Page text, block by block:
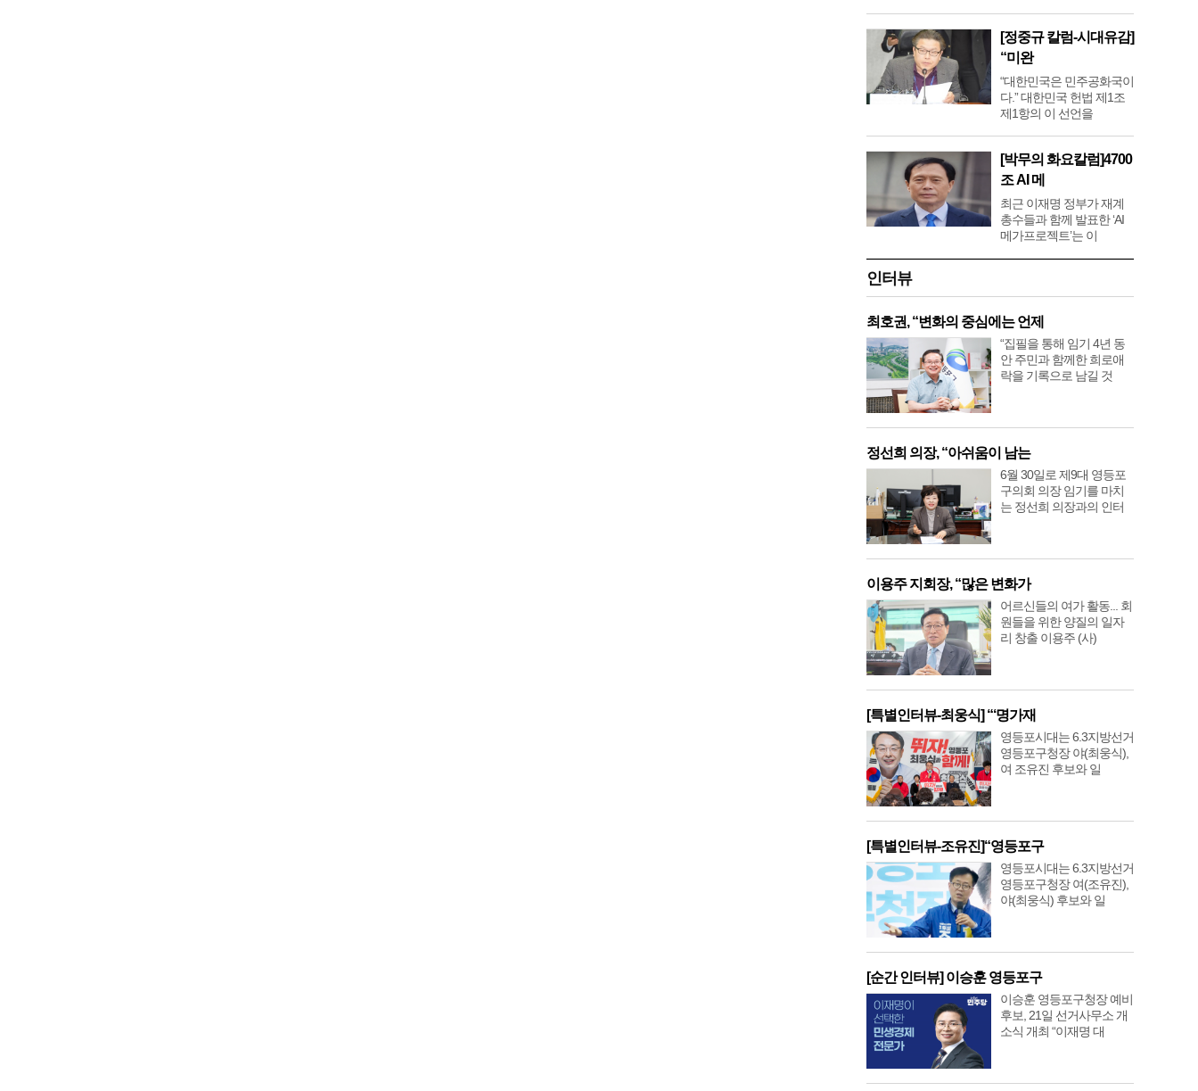
[정중규 칼럼-시대유감]
“미완
“대한민국은 민주공화국이
다.” 대한민국 헌법 제1조
제1항의 이 선언을
[박무의 화요칼럼]4700
조 AI 메
최근 이재명 정부가 재계
총수들과 함께 발표한 ‘AI
메가프로젝트’는 이
인터뷰
최호권, “변화의 중심에는 언제
“집필을 통해 임기 4년 동
안 주민과 함께한 희로애
락을 기록으로 남길 것
정선희 의장, “아쉬움이 남는
6월 30일로 제9대 영등포
구의회 의장 임기를 마치
는 정선희 의장과의 인터
이용주 지회장, “많은 변화가
어르신들의 여가 활동... 회
원들을 위한 양질의 일자
리 창출 이용주 (사)
[특별인터뷰-최웅식] “‘명가재
영등포시대는 6.3지방선거
영등포구청장 야(최웅식),
여 조유진 후보와 일
[특별인터뷰-조유진]“영등포구
영등포시대는 6.3지방선거
영등포구청장 여(조유진),
야(최웅식) 후보와 일
[순간 인터뷰] 이승훈 영등포구
이승훈 영등포구청장 예비
후보, 21일 선거사무소 개
소식 개최 “이재명 대